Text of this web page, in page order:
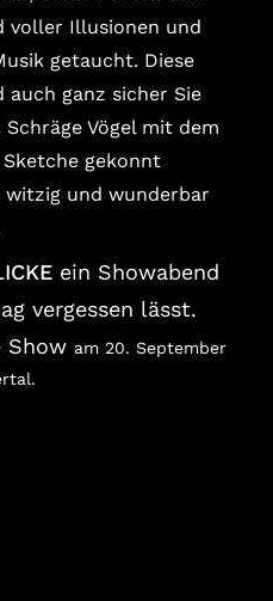
voller Illusionen und
getaucht. Diese
auch ganz sicher Sie
Schräge Vögel mit dem
gekonnt
und wunderbar
ein Showabend
vergessen lässt.
Show am 20. September